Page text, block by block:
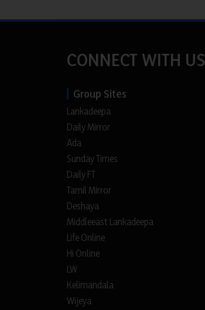
CONNECT WITH US
Group Sites
Lankadeepa
Daily Mirror
Ada
Sunday Times
Daily FT
Tamil Mirror
Deshaya
Middleeast Lankadeepa
Life Online
Hi Online
LW
Kelimandala
Wijeya